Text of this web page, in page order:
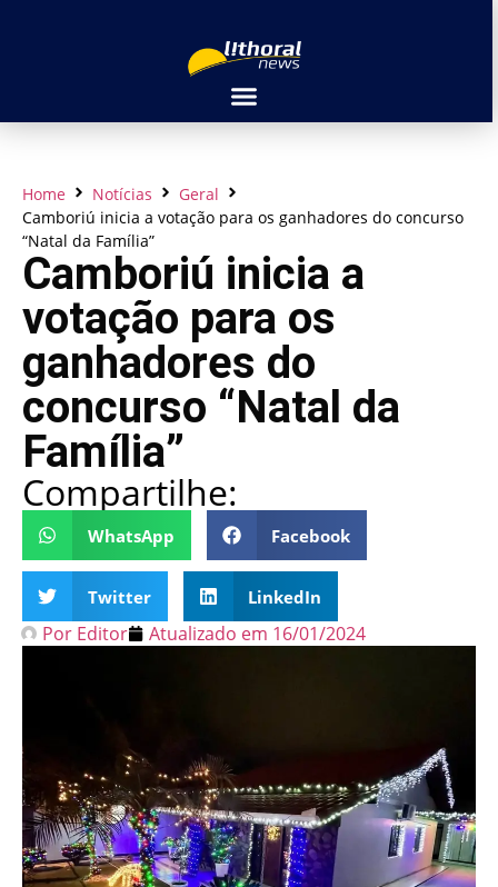
Home Notícias
Geral
Camboriú inicia a votação para os ganhadores do concurso
“Natal da Família”
Camboriú inicia a
votação para os
ganhadores do
concurso “Natal da
Família”
Compartilhe:
WhatsApp Facebook
Twitter LinkedIn
Por Editor Atualizado em 16/01/2024